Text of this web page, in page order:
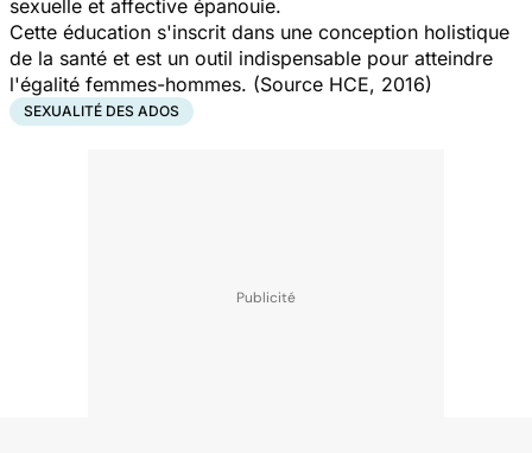
sexuelle et affective épanouie.
Cette éducation s'inscrit dans une conception holistique
de la santé et est un outil indispensable pour atteindre
l'égalité femmes-hommes. (Source HCE, 2016)
SEXUALITÉ DES ADOS